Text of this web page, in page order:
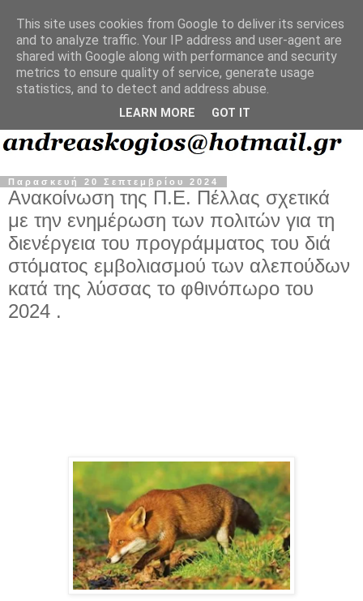
Παρασκευή 20 Σεπτεμβρίου 2024
Ανακοίνωση της Π.Ε. Πέλλας σχετικά
με την ενημέρωση των πολιτών για τη
διενέργεια του προγράμματος του διά
στόματος εμβολιασμού των αλεπούδων
κατά της λύσσας το φθινόπωρο του
2024 .
This site uses cookies from Google to deliver its services
and to analyze traffic. Your IP address and user-agent are
shared with Google along with performance and security
metrics to ensure quality of service, generate usage
statistics, and to detect and address abuse.
LEARN MORE GOT IT